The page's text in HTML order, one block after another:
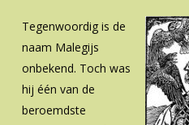
Tegenwoordig is de
naam Malegijs
onbekend. Toch was
hij één van de
beroemdste